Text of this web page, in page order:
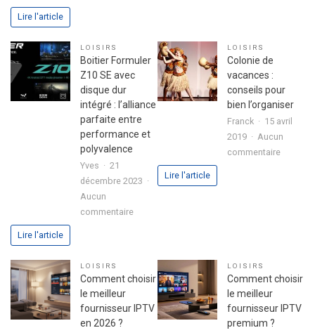
réussir
son
premier
investissement
immobilier
en
toute
Lire l'article
LOISIRS
Boitier Formuler
Z10 SE avec
disque dur
intégré : l’alliance
parfaite entre
performance et
polyvalence
Yves
21
décembre 2023
Aucun
commentairesur
SE
disque
Lire l'article
LOISIRS
Colonie de
vacances :
conseils pour
bien l’organiser
Franck
15 avril
2019
Aucun
commentairesur
Lire l'article
LOISIRS
Comment choisir
le meilleur
fournisseur IPTV
en 2026 ?
LOISIRS
Comment choisir
le meilleur
fournisseur IPTV
premium ?